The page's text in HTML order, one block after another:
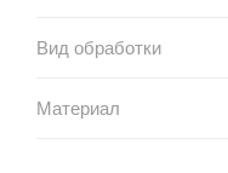
Вид обработки
Материал